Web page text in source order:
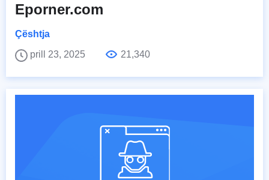
Eporner.com
Çështja
prill 23, 2025
21,340